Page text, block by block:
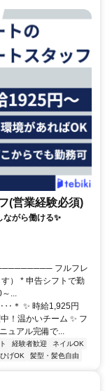
(営業経験必須)
がら働ける✨
フルフレ
） * 申告シフトで勤
...
＊ ✨ 時給1,925円
！温かいチーム ✨ フ
ュアル完備で...
経験者歓迎
ネイルOK
ひげOK 髪型・髪色自由